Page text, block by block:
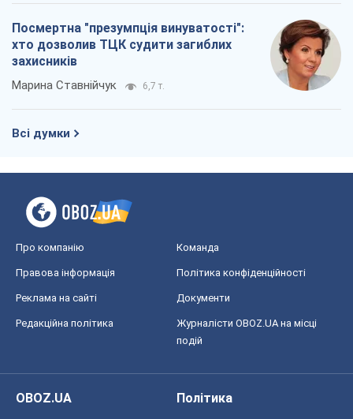
Посмертна "презумпція винуватості":
хто дозволив ТЦК судити загиблих
захисників
Марина Ставнійчук 6,7 т.
Всі думки
Про компанію Команда
Правова інформація Політика конфіденційності
Реклама на сайті Документи
Редакційна політика
Журналісти OBOZ.UA на місці
подій
OBOZ.UA
Політика